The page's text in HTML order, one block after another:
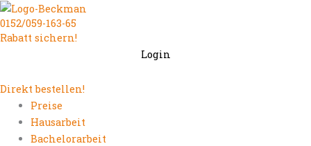
Zum
Inhalt
springen
0152/059-163-65
Rabatt sichern!
Login
Direkt bestellen!
Preise
Hausarbeit
Bachelorarbeit